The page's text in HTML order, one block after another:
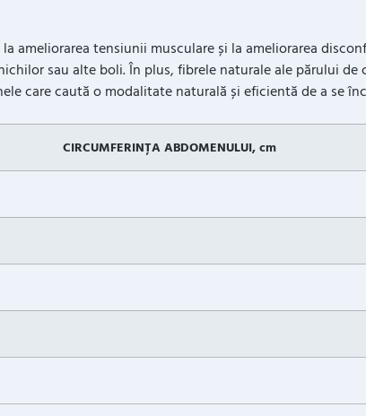
ameliorarea tensiunii musculare și la ameliorarea
sau alte boli. În plus, fibrele naturale ale părului de
care caută o modalitate naturală și eficientă de a se
CIRCUMFERINȚA ABDOMENULUI, cm